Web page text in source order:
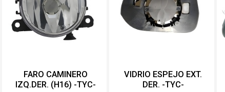
FARO CAMINERO
IZQ.DER. (H16) -TYC-
VIDRIO ESPEJO EXT.
DER. -TYC-